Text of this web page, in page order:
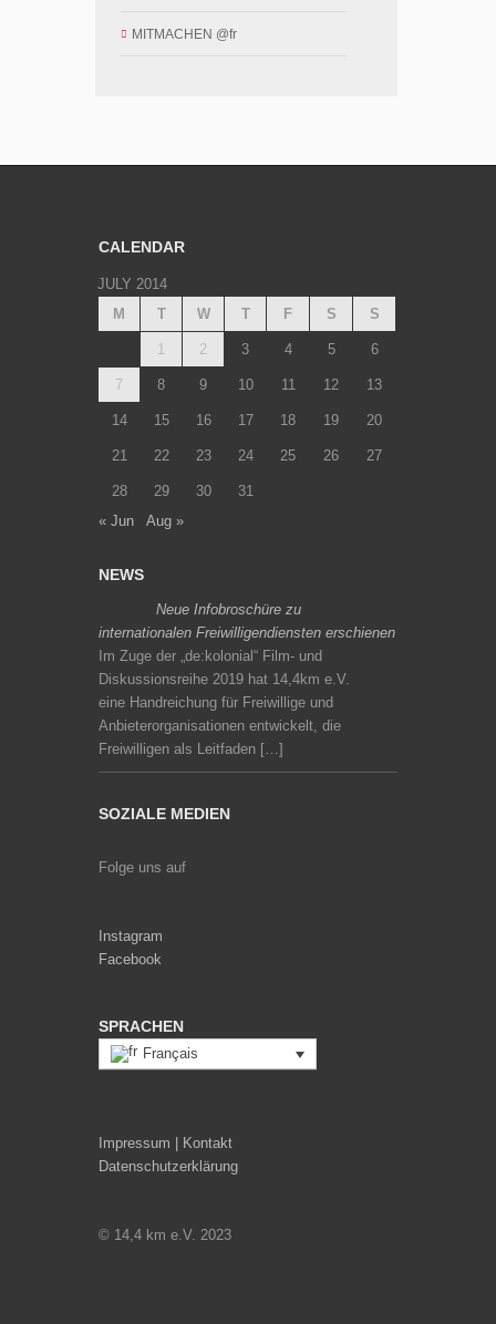
MITMACHEN @fr
CALENDAR
JULY 2014
M
T W T F S S
1 2 3 4 5 6
7 8 9 10 11 12 13
14 15 16 17 18 19 20
21 22 23 24 25 26 27
28 29 30
31
« Jun
Aug »
NEWS
Neue Infobroschüre zu
internationalen Freiwilligendiensten erschienen
Im Zuge der „de:kolonial“ Film- und
Diskussionsreihe 2019 hat 14,4km e.V.
eine Handreichung für Freiwillige und
Anbieterorganisationen entwickelt, die
Freiwilligen als Leitfaden […]
SOZIALE MEDIEN
Folge uns auf
Instagram
Facebook
SPRACHEN
Français
Impressum | Kontakt
Datenschutzerklärung
© 14,4 km e.V. 2023